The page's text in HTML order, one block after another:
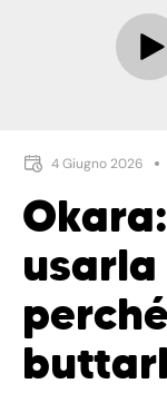
4 Giugno 2026